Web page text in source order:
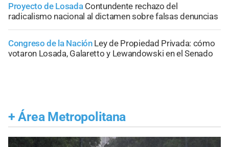
Proyecto de Losada Contundente rechazo del
radicalismo nacional al dictamen sobre falsas denuncias
Congreso de la Nación Ley de Propiedad Privada: cómo
votaron Losada, Galaretto y Lewandowski en el Senado
+ Área Metropolitana